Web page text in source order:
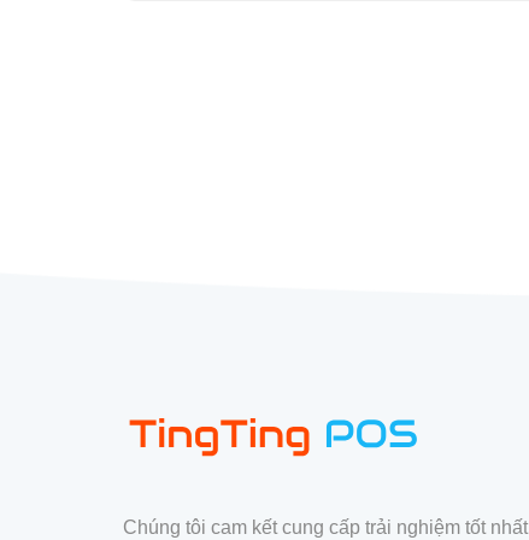
Chúng tôi cam kết cung cấp trải nghiệm tốt nhất